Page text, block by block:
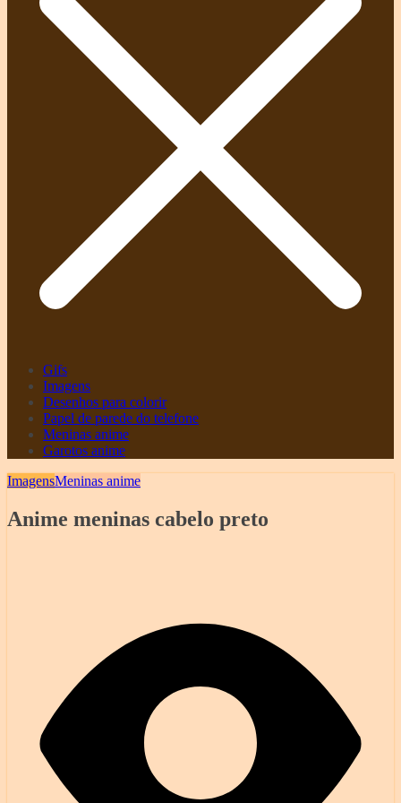
Gifs
Imagens
Desenhos para colorir
Papel de parede do telefone
Meninas anime
Garotos anime
ImagensMeninas anime
Anime meninas cabelo preto